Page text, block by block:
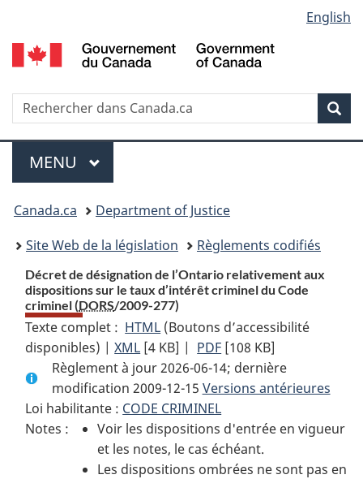
au
contenu
propos
de
la
HTML
simplifiée
selection
English
Recherche
Menu
MENU PRINCIPAL
You
are
here:
Canada.ca
Department of Justice
Site Web de la législation
Règlements codifiés
Décret de désignation de l’Ontario relativement aux
dispositions sur le taux d’intérêt criminel du Code
criminel (DORS/2009-277)
Texte complet : HTML Texte
complet
:
Décret
de
désignation
de
l’Ontario
(Boutons d’accessibilité
disponibles) |XML Texte
complet
:
Décret
de
désignation
de
[4 KB] | PDF Texte
complet
:
de
désignation
de
[108 KB]
Règlement à jour 2026-06-14; dernière
modification 2009-12-15 Versions antérieures
Loi habilitante : CODE CRIMINEL
Notes :
Voir les dispositions d'entrée en vigueur
et les notes, le cas échéant.
Les dispositions ombrées ne sont pas en